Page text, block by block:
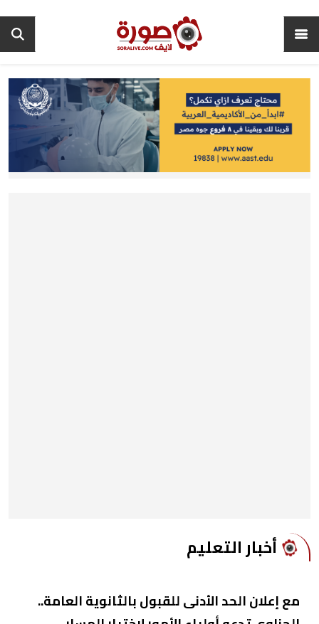
أخبار التعليم
مع إعلان الحد الأدنى للقبول بالثانوية العامة..